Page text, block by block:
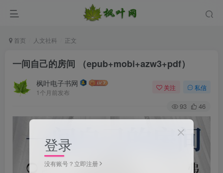
首页 人文社科 正文
一间自己的房间 （epub+mobi+azw3+pdf）
枫叶电子书网
1个月前发布
关注 私信
93 46
登录
没有账号？立即注册